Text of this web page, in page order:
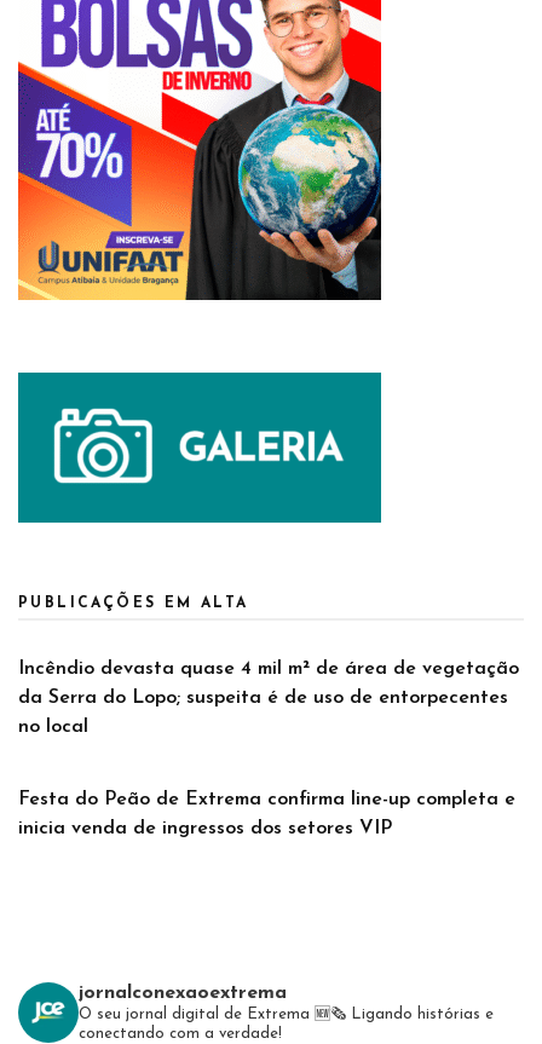
PUBLICAÇÕES EM ALTA
Incêndio devasta quase 4 mil m² de área de vegetação
da Serra do Lopo; suspeita é de uso de entorpecentes
no local
Festa do Peão de Extrema confirma line-up completa e
inicia venda de ingressos dos setores VIP
jornalconexaoextrema
O seu jornal digital de Extrema 🆕️🗞 Ligando histórias e
conectando com a verdade!